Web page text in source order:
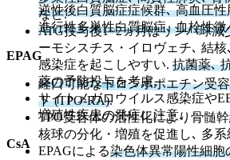
逆性後白質脳症症候群､ 高血圧
進行性多巣性白質脳症､ 血栓性
EPAG
経口可能なトロンボポエチン受
ト (TPO-RA).
TPO受容体の活性化により骨髄
核球の分化・増殖を促進し､ 多
EPAGによる染色体異常陽性細胞
など.
ATG投与後1~2ヵ月はリンパ球減
ーモシスチス・イロヴェチ､ 結
感染症を起こしやすい. 抗菌薬､
薬の予防投与を考慮.
サイトメガロウイルス感染症や
増殖性疾患の発症に注意.
CsA